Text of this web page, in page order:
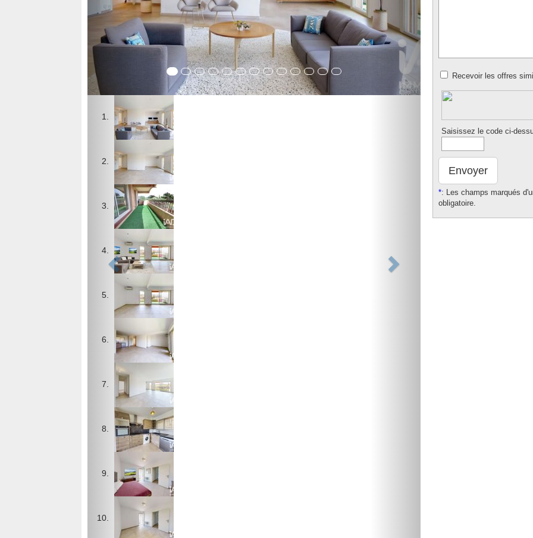
Recevoir les offres
Saisissez le code ci-
Envoyer
*: Les champs marqués
obligatoire.